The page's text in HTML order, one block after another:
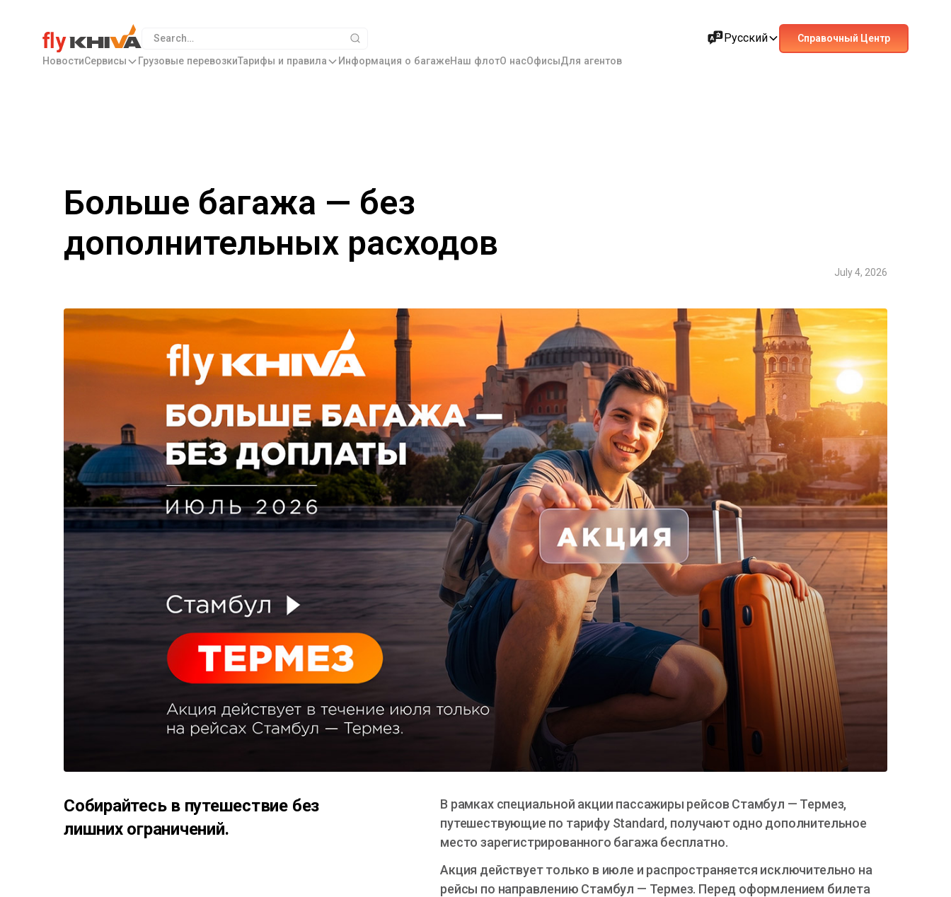
Русский Справочный Центр
НовостиСервисы Грузовые перевозкиТарифы и правила Информация о багажеНаш флотО насОфисыДля агентов
Больше багажа — без
дополнительных расходов
July 4, 2026
Собирайтесь в путешествие без
лишних ограничений.
В рамках специальной акции пассажиры рейсов Стамбул — Термез,
путешествующие по тарифу Standard, получают одно дополнительное
место зарегистрированного багажа бесплатно.
Акция действует только в июле и распространяется исключительно на
рейсы по направлению Стамбул — Термез. Перед оформлением билета